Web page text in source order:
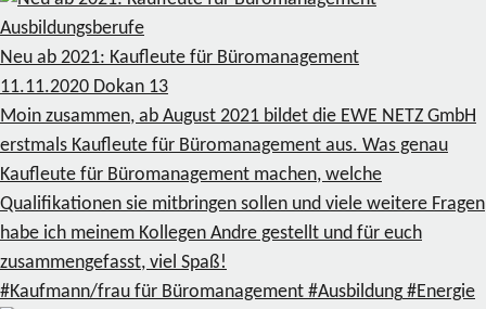
Ausbildungsberufe
Neu ab 2021: Kaufleute für Büromanagement
11.11.2020 Dokan 13
Moin zusammen, ab August 2021 bildet die EWE NETZ GmbH
erstmals Kaufleute für Büromanagement aus. Was genau
Kaufleute für Büromanagement machen, welche
Qualifikationen sie mitbringen sollen und viele weitere Fragen
habe ich meinem Kollegen Andre gestellt und für euch
zusammengefasst, viel Spaß!
#Kaufmann/frau für Büromanagement #Ausbildung #Energie